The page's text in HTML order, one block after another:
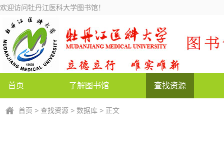
欢迎访问牡丹江医科大学图书馆！
首页 了解图书馆 查找资源
首页 > 查找资源 > 数据库 > 正文